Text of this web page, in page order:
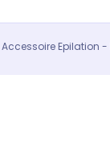
Accessoire Epilation